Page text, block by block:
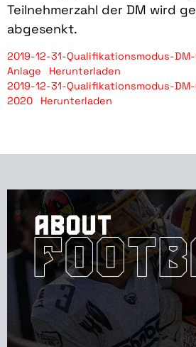
Teilnehmerzahl der DM wird
abgesenkt.
2019-12-31-Qualifikationsmodus-
Anlage
Herunterladen
2019-12-31-Qualifikationsmodus-
2020
Herunterladen